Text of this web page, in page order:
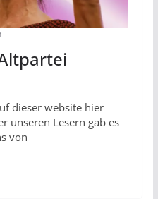
dieser website hier
unseren Lesern gab es
von